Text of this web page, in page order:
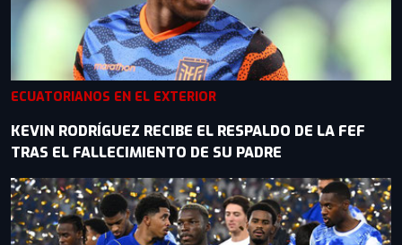
ECUATORIANOS EN EL EXTERIOR
KEVIN RODRÍGUEZ RECIBE EL RESPALDO DE LA FEF
TRAS EL FALLECIMIENTO DE SU PADRE